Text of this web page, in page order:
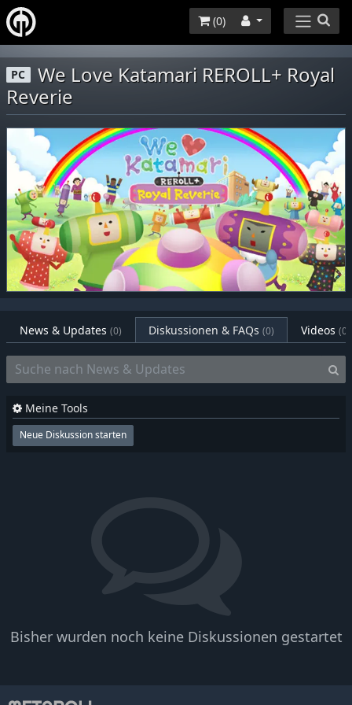
(0)
PC
We Love Katamari REROLL+ Royal
Reverie
News & Updates (0) Diskussionen & FAQs (0) Videos (0)
Bisher wurden noch keine Diskussionen gestartet
Meine Tools
Neue Diskussion starten